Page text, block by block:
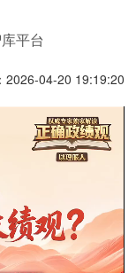
平台
2026-04-20 19:19:20